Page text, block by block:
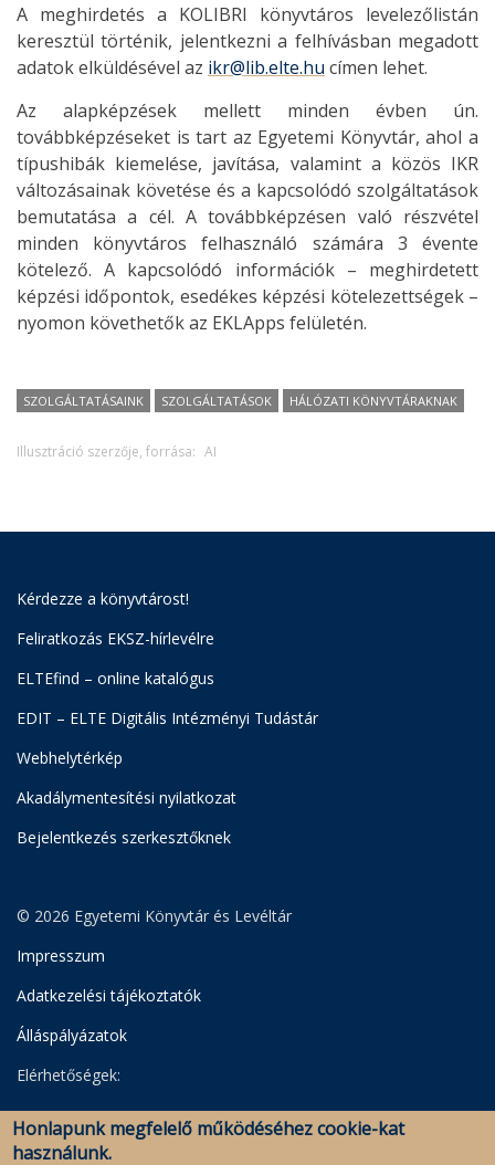
A meghirdetés a KOLIBRI könyvtáros levelezőlistán
keresztül történik, jelentkezni a felhívásban megadott
adatok elküldésével az ikr@lib.elte.hu címen lehet.
Az alapképzések mellett minden évben ún.
továbbképzéseket is tart az Egyetemi Könyvtár, ahol a
típushibák kiemelése, javítása, valamint a közös IKR
változásainak követése és a kapcsolódó szolgáltatások
bemutatása a cél. A továbbképzésen való részvétel
minden könyvtáros felhasználó számára 3 évente
kötelező. A kapcsolódó információk – meghirdetett
képzési időpontok, esedékes képzési kötelezettségek –
nyomon követhetők az EKLApps felületén.
SZOLGÁLTATÁSAINK SZOLGÁLTATÁSOK HÁLÓZATI KÖNYVTÁRAKNAK
Illusztráció szerzője, forrása: AI
Kérdezze a könyvtárost!
Feliratkozás EKSZ-hírlevélre
ELTEfind – online katalógus
EDIT – ELTE Digitális Intézményi Tudástár
Webhelytérkép
Akadálymentesítési nyilatkozat
Bejelentkezés szerkesztőknek
© 2026 Egyetemi Könyvtár és Levéltár
Impresszum
Adatkezelési tájékoztatók
Álláspályázatok
Elérhetőségek:
Egyetemi Könyvtár
Levéltár
Honlapunk megfelelő működéséhez cookie-kat
használunk.